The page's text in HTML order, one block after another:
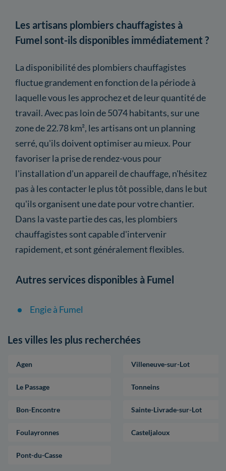
Les artisans plombiers chauffagistes à
Fumel sont-ils disponibles immédiatement ?
La disponibilité des plombiers chauffagistes
fluctue grandement en fonction de la période à
laquelle vous les approchez et de leur quantité de
travail. Avec pas loin de 5074 habitants, sur une
zone de 22.78 km², les artisans ont un planning
serré, qu'ils doivent optimiser au mieux. Pour
favoriser la prise de rendez-vous pour
l'installation d'un appareil de chauffage, n'hésitez
pas à les contacter le plus tôt possible, dans le but
qu'ils organisent une date pour votre chantier.
Dans la vaste partie des cas, les plombiers
chauffagistes sont capable d'intervenir
rapidement, et sont généralement flexibles.
Autres services disponibles à Fumel
Engie à Fumel
Les villes les plus recherchées
Agen Villeneuve-sur-Lot
Le Passage Tonneins
Bon-Encontre Sainte-Livrade-sur-Lot
Foulayronnes Casteljaloux
Pont-du-Casse